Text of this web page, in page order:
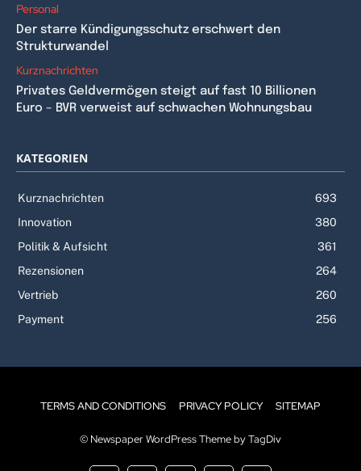
Personal
Der starre Kündigungsschutz erschwert den
Strukturwandel
Kurznachrichten
Privates Geldvermögen steigt auf fast 10 Billionen
Euro – BVR verweist auf schwachen Wohnungsbau
KATEGORIEN
Kurznachrichten
693
Innovation
380
Politik & Aufsicht
361
Rezensionen
264
Vertrieb
260
Payment
256
TERMS AND CONDITIONS PRIVACY POLICY SITEMAP
© Newspaper WordPress Theme by TagDiv